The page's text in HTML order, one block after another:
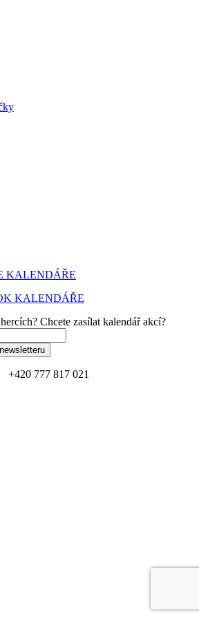
KALENDÁŘE
KALENDÁŘE
Chcete zasílat kalendář akcí?
+420 777 817 021